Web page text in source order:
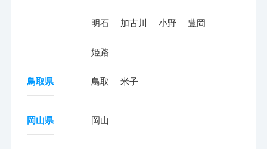
明石 加古川 小野 豊岡
姫路
鳥取県 鳥取 米子
岡山県 岡山